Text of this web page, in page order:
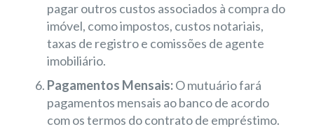
pagar outros custos associados à compra do
imóvel, como impostos, custos notariais,
taxas de registro e comissões de agente
imobiliário.
Pagamentos Mensais:O mutuário fará
pagamentos mensais ao banco de acordo
com os termos do contrato de empréstimo.